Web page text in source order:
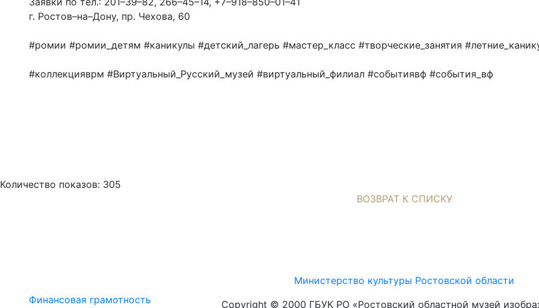
г. Ростов–на–Дону, пр. Чехова, 60
#ромии #ромии_детям #каникулы #детский_лагерь #мастер_класс #творческие_занятия
#коллекцияврм #Виртуальный_Русский_музей #виртуальный_филиал #событиявф #события_вф
Количество показов: 305
ВОЗВРАТ К СПИСКУ
Финансовая грамотность
Министерство культуры Ростовской области
Copyright © 2000 ГБУК РО «Ростовский областной музей